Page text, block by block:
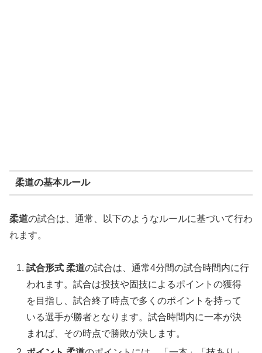
柔道の基本ルール
柔道の試合は、通常、以下のようなルールに基づいて行わ
れます。
試合形式 柔道の試合は、通常4分間の試合時間内に行
われます。試合は投技や固技によるポイントの獲得
を目指し、試合終了時点で多くのポイントを持って
いる選手が勝者となります。試合時間内に一本が決
まれば、その時点で勝敗が決します。